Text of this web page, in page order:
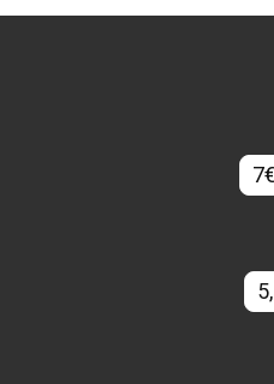
7€